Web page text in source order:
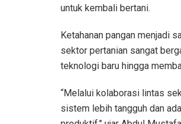
untuk kembali bertani.
Ketahanan pangan menjadi
sektor pertanian sangat
teknologi baru hingga
“Melalui kolaborasi lintas
sistem lebih tangguh dan